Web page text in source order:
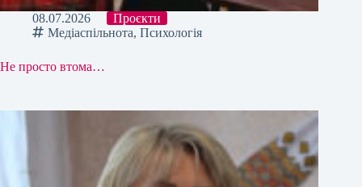
08.07.2026
Проєкти
Медіаспільнота, Психологія
Не просто втома…